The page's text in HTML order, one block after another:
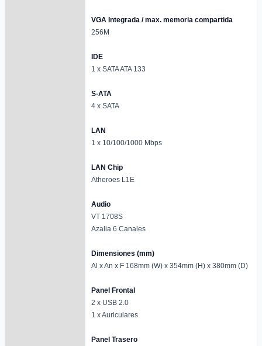
VGA Integrada / max. memoria compartida
256M
IDE
1 x SATA ATA 133
S-ATA
4 x SATA
LAN
1 x 10/100/1000 Mbps
LAN Chip
Atheroes L1E
Audio
VT 1708S
Azalia 6 Canales
Dimensiones (mm)
Al x An x F 168mm (W) x 354mm (H) x 380mm (D)
Panel Frontal
2 x USB 2.0
1 x Auriculares
Panel Trasero